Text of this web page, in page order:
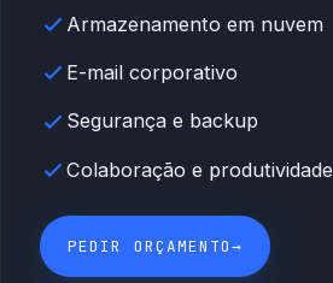
Armazenamento em nuvem
E-mail corporativo
Segurança e backup
Colaboração e produtividade
PEDIR ORÇAMENTO→